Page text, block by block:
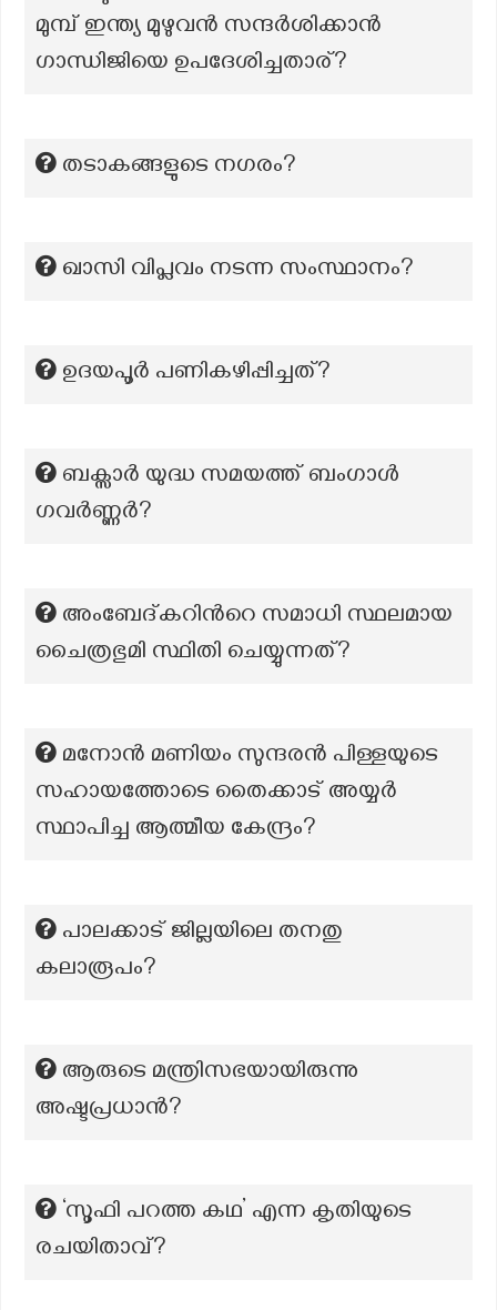
മുമ്പ് ഇന്ത്യ മുഴുവൻ സന്ദർശിക്കാൻ
ഗാന്ധിജിയെ ഉപദേശിച്ചതാര്?
തടാകങ്ങളുടെ നഗരം?
ഖാസി വിപ്ലവം നടന്ന സംസ്ഥാനം?
ഉദയപൂർ പണികഴിപ്പിച്ചത്?
ബക്സാർ യുദ്ധ സമയത്ത് ബംഗാൾ
ഗവർണ്ണർ?
അംബേദ്കറിന്‍റെ സമാധി സ്ഥലമായ
ചൈത്രഭുമി സ്ഥിതി ചെയ്യുന്നത്?
മനോൻ മണിയം സുന്ദരൻ പിള്ളയുടെ
സഹായത്തോടെ തൈക്കാട് അയ്യർ
സ്ഥാപിച്ച ആത്മീയ കേന്ദ്രം?
പാലക്കാട് ജില്ലയിലെ തനതു
കലാരൂപം?
ആരുടെ മന്ത്രിസഭയായിരുന്നു
അഷ്ടപ്രധാൻ?
‘സൂഫി പറത്ത കഥ’ എന്ന കൃതിയുടെ
രചയിതാവ്?